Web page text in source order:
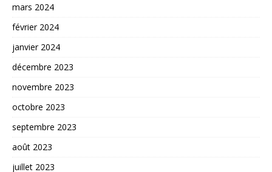
mars 2024
février 2024
janvier 2024
décembre 2023
novembre 2023
octobre 2023
septembre 2023
août 2023
juillet 2023